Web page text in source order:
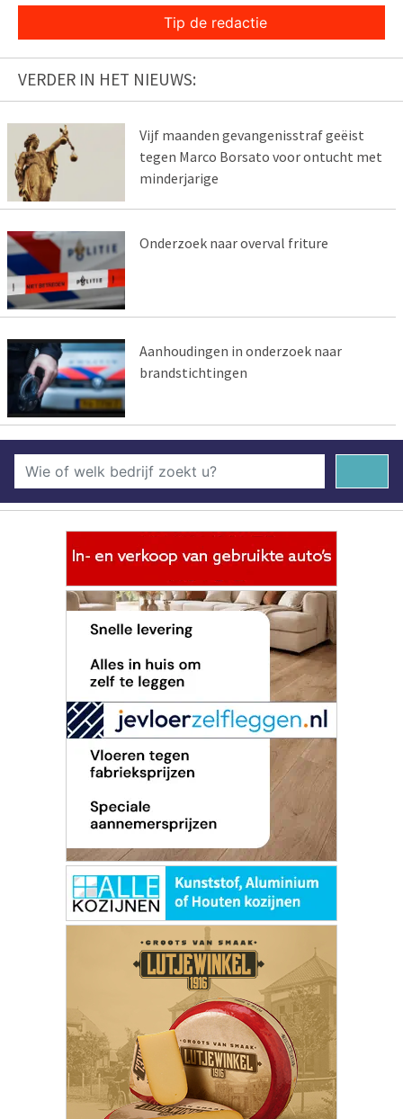
Tip de redactie
VERDER IN HET NIEUWS:
Vijf maanden gevangenisstraf geëist
tegen Marco Borsato voor ontucht met
minderjarige
Onderzoek naar overval friture
Aanhoudingen in onderzoek naar
brandstichtingen